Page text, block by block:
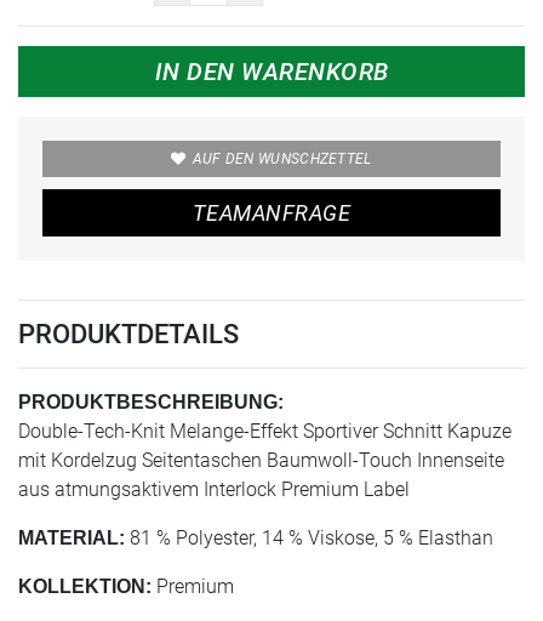
IN DEN WARENKORB
AUF DEN WUNSCHZETTEL
TEAMANFRAGE
PRODUKTDETAILS
PRODUKTBESCHREIBUNG:
Double-Tech-Knit Melange-Effekt Sportiver Schnitt Kapuze
mit Kordelzug Seitentaschen Baumwoll-Touch Innenseite
aus atmungsaktivem Interlock Premium Label
MATERIAL: 81 % Polyester, 14 % Viskose, 5 % Elasthan
KOLLEKTION: Premium